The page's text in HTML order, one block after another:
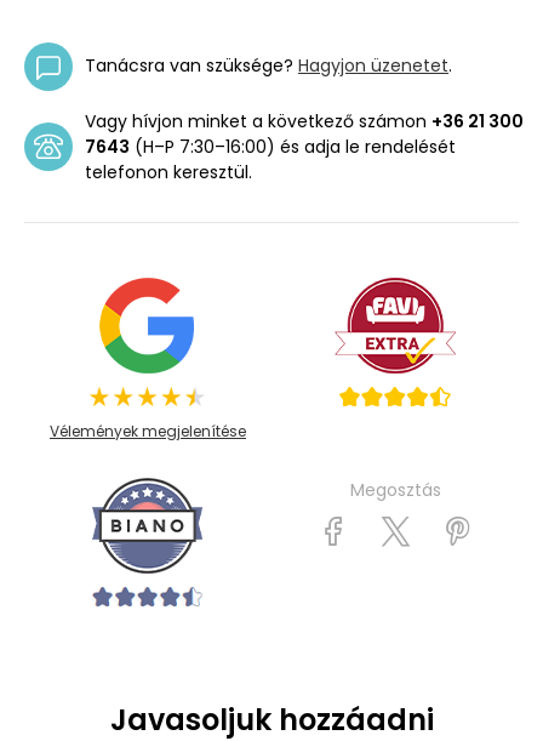
Tanácsra van szüksége? Hagyjon üzenetet.
Vagy hívjon minket a következő számon +36 21 300
7643 (H–P 7:30–16:00) és adja le rendelését
telefonon keresztül.
Vélemények megjelenítése
Megosztás
Javasoljuk hozzáadni